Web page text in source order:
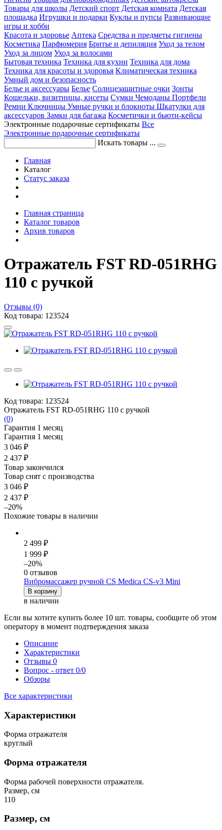
Товары для школы Детский спорт Детская комната Детская
площадка Игрушки и подарки Куклы и пупсы Развивающие
игры и хобби
Красота и здоровье Аптека Средства и предметы гигиены
Косметика Парфюмерия Бритье и депиляция Уход за телом
Уход за лицом Уход за волосами
Бытовая техника Техника для кухни Техника для дома
Техника для красоты и здоровья Климатическая техника
Умный дом и безопасность
Белье и аксессуары Белье Солнцезащитные очки Зонты
Кошельки, визитницы, кисеты Сумки Чемоданы Портфели
Ремни Ключницы Умные ручки и блокноты Шкатулки для
аксессуаров Замки для багажа Косметички и бьюти-кейсы
Электронные подарочные сертификаты Все
Электронные подарочные сертификаты
Искать товары ...
Главная
Каталог
Статус заказа
Главная страница
Каталог товаров
Архив товаров
Отражатель FST RD-051RHG
110 c ручкой
Отзывы (0)
Код товара: 123524
Код товара: 123524
Отражатель FST RD-051RHG 110 c ручкой
(0)
Гарантия 1 месяц
Гарантия 1 месяц
3 046 ₽
2 437 ₽
Товар закончился
Товар снят с производства
3 046 ₽
2 437 ₽
–20%
Похожие товары в наличии
2 499 ₽
1 999 ₽
–20%
0 отзывов
Вибромассажер ручной CS Medica CS-v3 Mini
В корзину
в наличии
Если вы хотите купить более 10 шт. товары, сообщите об этом
оператору в момент подтверждения заказа
Описание
Характеристики
Отзывы 0
Вопрос - ответ 0/0
Обзоры
Все характеристики
Характеристики
Форма отражателя
круглый
Форма отражателя
Форма рабочей поверхности отражателя.
Размер, см
110
Размер, см